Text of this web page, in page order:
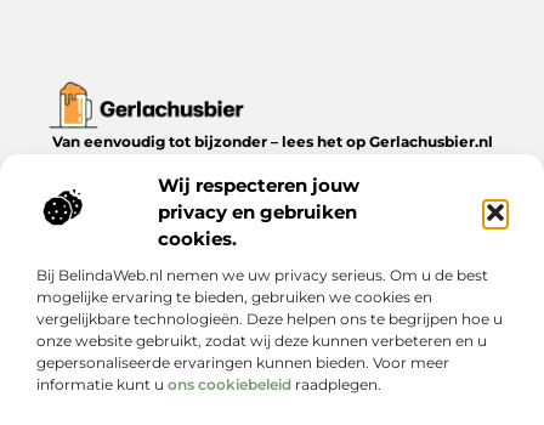
Wij respecteren jouw
privacy en gebruiken
cookies.
Bij BelindaWeb.nl nemen we uw privacy serieus. Om u de best
mogelijke ervaring te bieden, gebruiken we cookies en
vergelijkbare technologieën. Deze helpen ons te begrijpen hoe u
onze website gebruikt, zodat wij deze kunnen verbeteren en u
gepersonaliseerde ervaringen kunnen bieden. Voor meer
informatie kunt u ons cookiebeleid raadplegen.
Van eenvoudig tot bijzonder – lees het op Gerlachusbier.nl
te bieden heeft.
Bericht categorie
Onze informatie